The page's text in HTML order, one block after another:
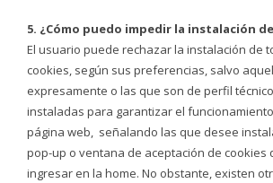
5. ¿Cómo puedo impedir la instalación
El usuario puede rechazar la instalación de
cookies, según sus preferencias, salvo
expresamente o las que son de perfil
instaladas para garantizar el
página web, señalando las que desee
pop-up o ventana de aceptación de cookies
ingresar en la home. No obstante, existen